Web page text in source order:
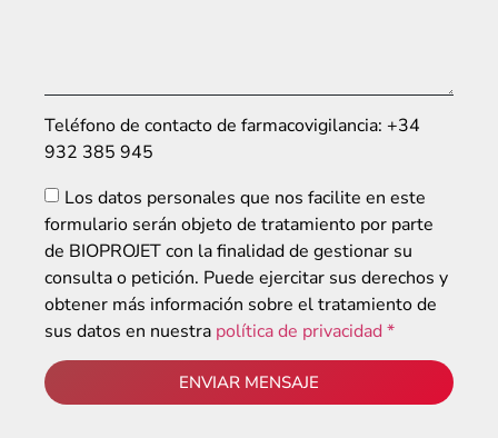
Teléfono de contacto de farmacovigilancia: +34
932 385 945
Los datos personales que nos facilite en este
formulario serán objeto de tratamiento por parte
de BIOPROJET con la finalidad de gestionar su
consulta o petición. Puede ejercitar sus derechos y
obtener más información sobre el tratamiento de
sus datos en nuestra política de privacidad *
ENVIAR MENSAJE